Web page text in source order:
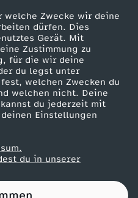
welche Zwecke wir deine
dürfen. Dies
Gerät. Mit
Zustimmung zu
für die wir deine
du legst unter
welchen Zwecken du
welchen nicht. Deine
du jederzeit mit
Einstellungen
du in unserer